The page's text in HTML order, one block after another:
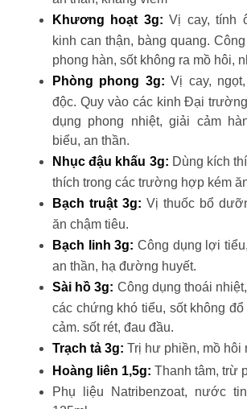
Khương hoạt 3g:Vị cay, tính
kinh can thận, bàng quang.
phong hàn, sốt không ra mồ hôi,
Phòng phong 3g:Vị cay,
độc. Quy vào các kinh Đại
dụng phong nhiệt, giải cảm
biểu, an thần.
Nhục đậu khấu 3g: Dùng kích
thích trong các trường hợp kém
Bạch truật 3g: Vị thuốc bổ
ăn chậm tiêu.
Bạch linh 3g: Công dụng lợi
an thần, hạ đường huyết.
Sài hồ 3g: Công dụng thoái
các chứng khó tiểu, sốt không
cảm. sốt rét, đau đầu.
Trạch tả 3g: Trị hư phiền, mồ hôi
Hoàng liên 1,5g: Thanh tâm, trừ
Phụ liệu Natribenzoat, nước